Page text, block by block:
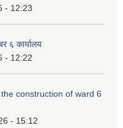
- 12:23
६ कार्यालय
- 12:22
construction of ward 6
- 15:12